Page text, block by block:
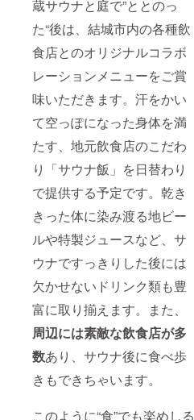
蔵サウナと庭で”ととのっ
た“後は、結城市内の各種飲
食店とのオリジナルコラボ
レーションメニューをご賞
味いただきます。汗をかい
て空っぽになった身体を満
たす、地元飲食店のこだわ
り「サウナ飯」を日替わり
で提供する予定です。乾き
きった体に染み渡る地ビー
ルや特製ジュースなど、サ
ウナですっきりした後には
欠かせないドリンク類も豊
富に取り揃えます。また、
周辺には素敵な飲食店が多
数あり、サウナ後に食べ歩
きもできちゃいます。
このように“食”でも楽めしる